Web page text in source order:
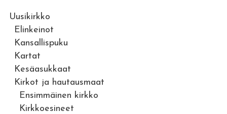
Uusikirkko
Elinkeinot
Kansallispuku
Kartat
Kesäasukkaat
Kirkot ja hautausmaat
Ensimmäinen kirkko
Kirkkoesineet